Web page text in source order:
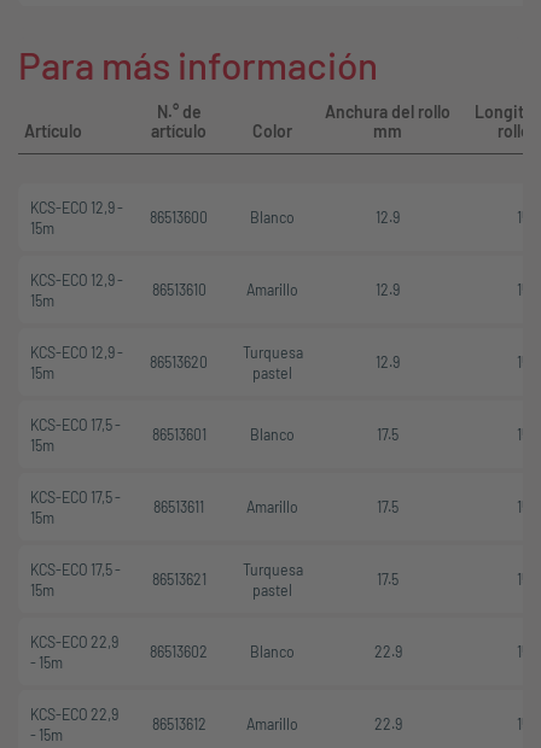
Para más información
Artículo
N.° de
artículo
Color
Anchura del rollo
mm
rollo
KCS-ECO 12,9 -
15m
86513600 Blanco 12.9 15
KCS-ECO 12,9 -
15m
86513610 Amarillo 12.9 15
KCS-ECO 12,9 -
15m
86513620
Turquesa
pastel
12.9 15
KCS-ECO 17,5 -
15m
86513601 Blanco 17.5 15
KCS-ECO 17,5 -
15m
86513611 Amarillo 17.5 15
KCS-ECO 17,5 -
15m
86513621
Turquesa
pastel
17.5 15
KCS-ECO 22,9
- 15m
86513602 Blanco 22.9 15
KCS-ECO 22,9
- 15m
86513612 Amarillo 22.9 15